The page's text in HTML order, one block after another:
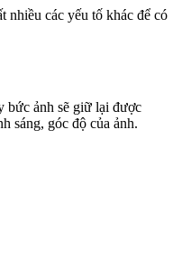
nhiều các yếu tố khác để có
bức ảnh sẽ giữ lại được
sáng, góc độ của ảnh.